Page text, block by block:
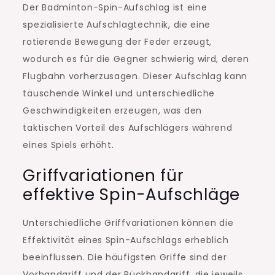
Der Badminton-Spin-Aufschlag ist eine
spezialisierte Aufschlagtechnik, die eine
rotierende Bewegung der Feder erzeugt,
wodurch es für die Gegner schwierig wird, deren
Flugbahn vorherzusagen. Dieser Aufschlag kann
täuschende Winkel und unterschiedliche
Geschwindigkeiten erzeugen, was den
taktischen Vorteil des Aufschlägers während
eines Spiels erhöht.
Griffvariationen für
effektive Spin-Aufschläge
Unterschiedliche Griffvariationen können die
Effektivität eines Spin-Aufschlags erheblich
beeinflussen. Die häufigsten Griffe sind der